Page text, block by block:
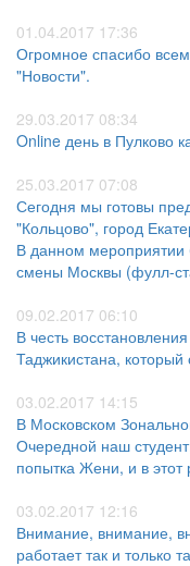
01.04.2017 17:36
Огромное спасибо
"Новости".
29.03.2017 08:34
Online день в Пулково
25.03.2017 07:08
Сегодня мы готовы
"Кольцово", город
В данном мероприятии
смены Москвы (фулл-
09.02.2017 06:10
В честь
Таджикистана,
03.02.2017 14:15
В Московском
Очередной наш
попытка Жени, и в
03.02.2017 12:16
Внимание, внимание,
работает так и